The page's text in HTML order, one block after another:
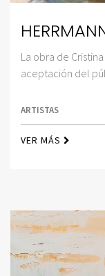
La obra de
aceptación del
ARTISTAS
VER MÁS